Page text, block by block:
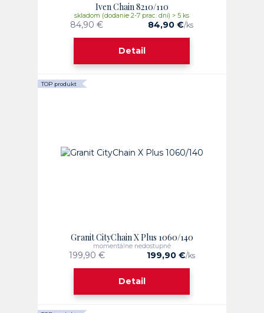
Iven Chain 8210/110
84,90 € 84,90 €/ks
skladom (dodanie 2-7 prac. dni) > 5 ks
Detail
TOP produkt
Granit CityChain X Plus 1060/140
199,90 € 199,90 €/ks
momentálne nedostupné
Detail